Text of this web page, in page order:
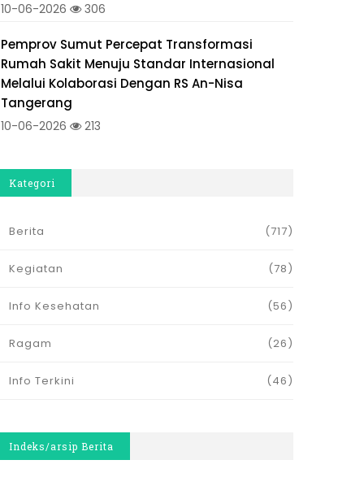
10-06-2026 306
Pemprov Sumut Percepat Transformasi
Rumah Sakit Menuju Standar Internasional
Melalui Kolaborasi Dengan RS An-Nisa
Tangerang
10-06-2026 213
Kategori
Berita (717)
Kegiatan (78)
Info Kesehatan (56)
Ragam (26)
Info Terkini (46)
Indeks/arsip Berita